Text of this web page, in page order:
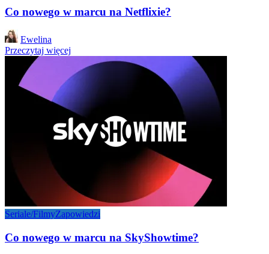
Co nowego w marcu na Netflixie?
Posted
by
Ewelina
Przeczytaj więcej
Seriale/FilmyZapowiedzi
Co nowego w marcu na SkyShowtime?